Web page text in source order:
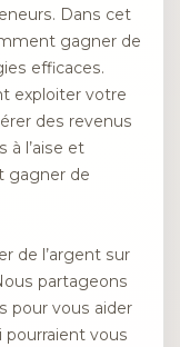
Dans cet
gagner de
efficaces.
exploiter votre
des revenus
à l’aise et
gagner de
de l’argent sur
partageons
pour vous aider
pourraient vous